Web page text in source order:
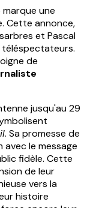
marque une
Cette annonce,
et Pascal
de
jusqu'au 29
. Sa promesse de
le message
fidèle. Cette
de leur
vers la
histoire